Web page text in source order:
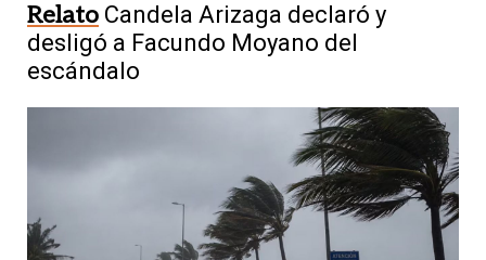
Relato Candela Arizaga declaró y
desligó a Facundo Moyano del
escándalo